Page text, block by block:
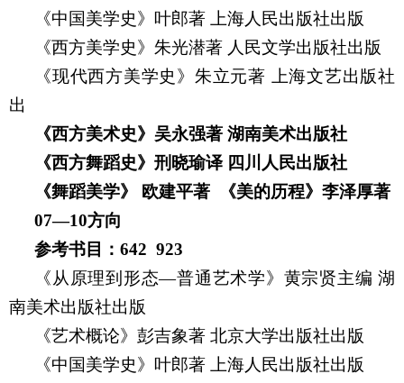
《中国美学史》叶郎著
上海人民出版社出版
《西方美学史》朱光潜著 人民文学出版社出版
《现代西方美学史》朱立元著
上海文艺出版社
出
《西方美术史》吴永强著 湖南美术出版社
《西方舞蹈史》刑晓瑜译 四川人民出版社
《舞蹈美学》
欧建平著
《美的历程》李泽厚著
07—10方向
参考书目： 642 923
《从原理到形态—普通艺术学》黄宗贤主编 湖
南美术出版社出版
《艺术概论》彭吉象著 北京大学出版社出版
《中国美学史》叶郎著
上海人民出版社出版